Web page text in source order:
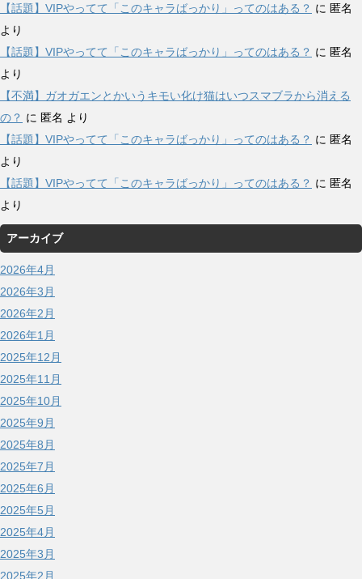
【話題】VIPやってて「このキャラばっかり」ってのはある？ に 匿名
より
【話題】VIPやってて「このキャラばっかり」ってのはある？ に 匿名
より
【不満】ガオガエンとかいうキモい化け猫はいつスマブラから消える
の？ に 匿名 より
【話題】VIPやってて「このキャラばっかり」ってのはある？ に 匿名
より
【話題】VIPやってて「このキャラばっかり」ってのはある？ に 匿名
より
アーカイブ
2026年4月
2026年3月
2026年2月
2026年1月
2025年12月
2025年11月
2025年10月
2025年9月
2025年8月
2025年7月
2025年6月
2025年5月
2025年4月
2025年3月
2025年2月